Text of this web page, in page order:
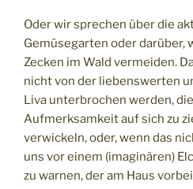
Oder wir sprechen über die
Gemüsegarten oder darüber,
Zecken im Wald vermeiden.
nicht von der liebenswerten
Liva unterbrochen werden,
Aufmerksamkeit auf sich zu
verwickeln, oder, wenn das
uns vor einem (imaginären)
zu warnen, der am Haus